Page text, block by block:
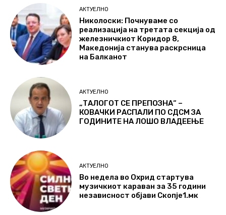
АКТУЕЛНО
Николоски: Почнуваме со
реализација на третата секција од
железничкиот Коридор 8,
Македонија станува раскрсница
на Балканот
АКТУЕЛНО
„ТАЛОГОТ СЕ ПРЕПОЗНА“ –
КОВАЧКИ РАСПАЛИ ПО СДСМ ЗА
ГОДИНИТЕ НА ЛОШО ВЛАДЕЕЊЕ
АКТУЕЛНО
Во недела во Охрид стартува
музичкиот караван за 35 години
независност објави Скопје1.мк